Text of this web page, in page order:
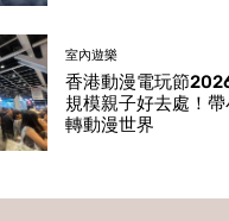
室內遊樂
香港動漫電玩節
規模親子好去處！
轉動漫世界